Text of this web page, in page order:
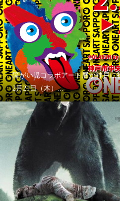
障がい児コラボアート展が神戸に
2月21日（木）...